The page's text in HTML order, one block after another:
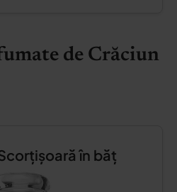
de Crăciun
în băț